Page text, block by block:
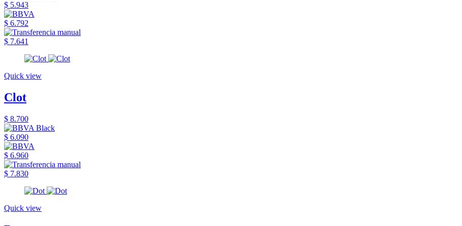
$ 5.943
$ 6.792
$ 7.641
Quick view
Clot
$ 8.700
$ 6.090
$ 6.960
$ 7.830
Quick view